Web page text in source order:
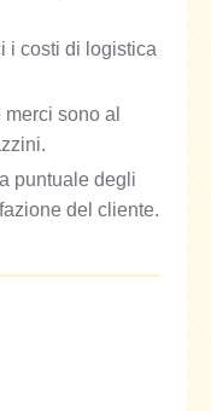
i costi di logistica
sono al
puntuale degli
del cliente.